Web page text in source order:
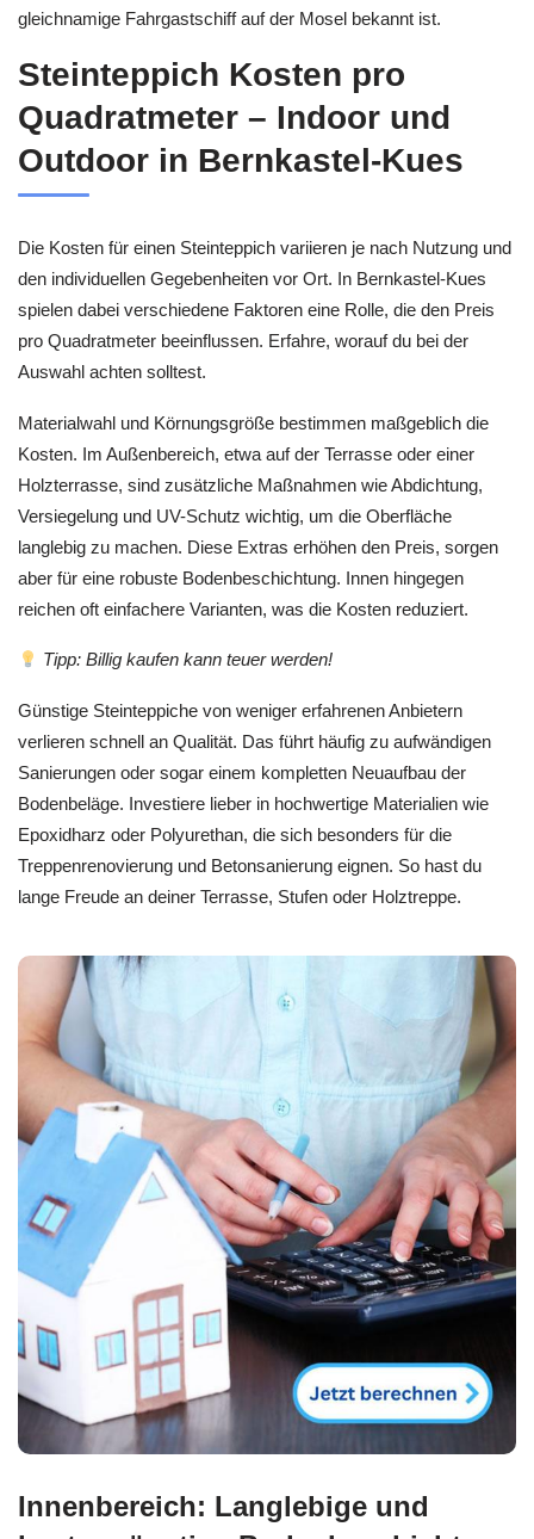
gleichnamige Fahrgastschiff auf der Mosel bekannt ist.
Steinteppich Kosten pro
Quadratmeter – Indoor und
Outdoor in Bernkastel-Kues
Die Kosten für einen Steinteppich variieren je nach Nutzung und
den individuellen Gegebenheiten vor Ort. In Bernkastel-Kues
spielen dabei verschiedene Faktoren eine Rolle, die den Preis
pro Quadratmeter beeinflussen. Erfahre, worauf du bei der
Auswahl achten solltest.
Materialwahl und Körnungsgröße bestimmen maßgeblich die
Kosten. Im Außenbereich, etwa auf der Terrasse oder einer
Holzterrasse, sind zusätzliche Maßnahmen wie Abdichtung,
Versiegelung und UV-Schutz wichtig, um die Oberfläche
langlebig zu machen. Diese Extras erhöhen den Preis, sorgen
aber für eine robuste Bodenbeschichtung. Innen hingegen
reichen oft einfachere Varianten, was die Kosten reduziert.
Tipp: Billig kaufen kann teuer werden!
Günstige Steinteppiche von weniger erfahrenen Anbietern
verlieren schnell an Qualität. Das führt häufig zu aufwändigen
Sanierungen oder sogar einem kompletten Neuaufbau der
Bodenbeläge. Investiere lieber in hochwertige Materialien wie
Epoxidharz oder Polyurethan, die sich besonders für die
Treppenrenovierung und Betonsanierung eignen. So hast du
lange Freude an deiner Terrasse, Stufen oder Holztreppe.
Innenbereich: Langlebige und